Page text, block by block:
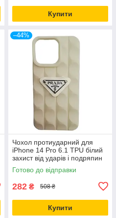
Купити
–44%
Чохол протиударний для
iPhone 14 Pro 6.1 TPU білий
захист від ударів і подряпин
Готово до відправки
282 ₴ 508 ₴
Купити